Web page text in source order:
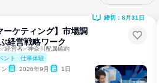
ーケティング】市場調
経営戦略ワーク
経営者✅神奈川配属確約
ント
仕事体験
2026年9月 1日
締切：8月31日